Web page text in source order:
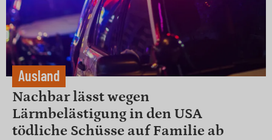
Ausland
Nachbar lässt wegen
Lärmbelästigung in den USA
tödliche Schüsse auf Familie ab